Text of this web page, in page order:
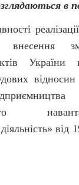
в
внесення
від